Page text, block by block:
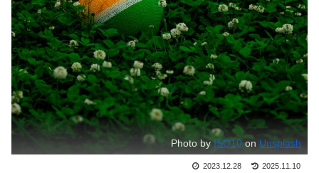
Photo byISO10on Unsplash
2023.12.28 2025.11.10